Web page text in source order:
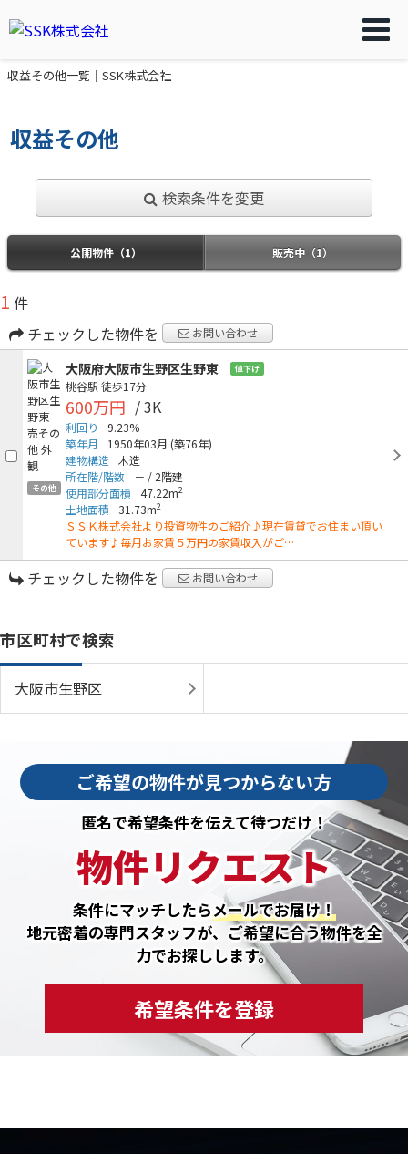
収益その他一覧｜SSK株式会社
収益その他
検索条件を変更
公開物件（1） 販売中（1）
1 件
チェックした物件を
お問い合わせ
その他
大阪府大阪市生野区生野東 値下げ
桃谷駅 徒歩17分
600万円 / 3K
利回り
9.23%
築年月
1950年03月 (築76年)
建物構造 木造
所在階/階数
－ / 2階建
使用部分面積
47.22m2
土地面積 31.73m2
ＳＳＫ株式会社より投資物件のご紹介♪現在賃貸でお住まい頂い
ています♪毎月お家賃５万円の家賃収入がご…
チェックした物件を お問い合わせ
市区町村で検索
大阪市生野区
ご希望の物件が見つからない方
匿名で希望条件を伝えて待つだけ！
物件リクエスト
条件にマッチしたらメールでお届け！
地元密着の専門スタッフが、ご希望に合う物件を全
力でお探しします。
希望条件を登録